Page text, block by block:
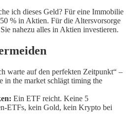
ich dieses Geld? Für eine Immobilie
% in Aktien. Für die Altersvorsorge
nahezu alles in Aktien investieren.
warte auf den perfekten Zeitpunkt“ –
in the market schlägt timing the
Ein ETF reicht. Keine 5
ETFs, kein Gold, kein Krypto bei